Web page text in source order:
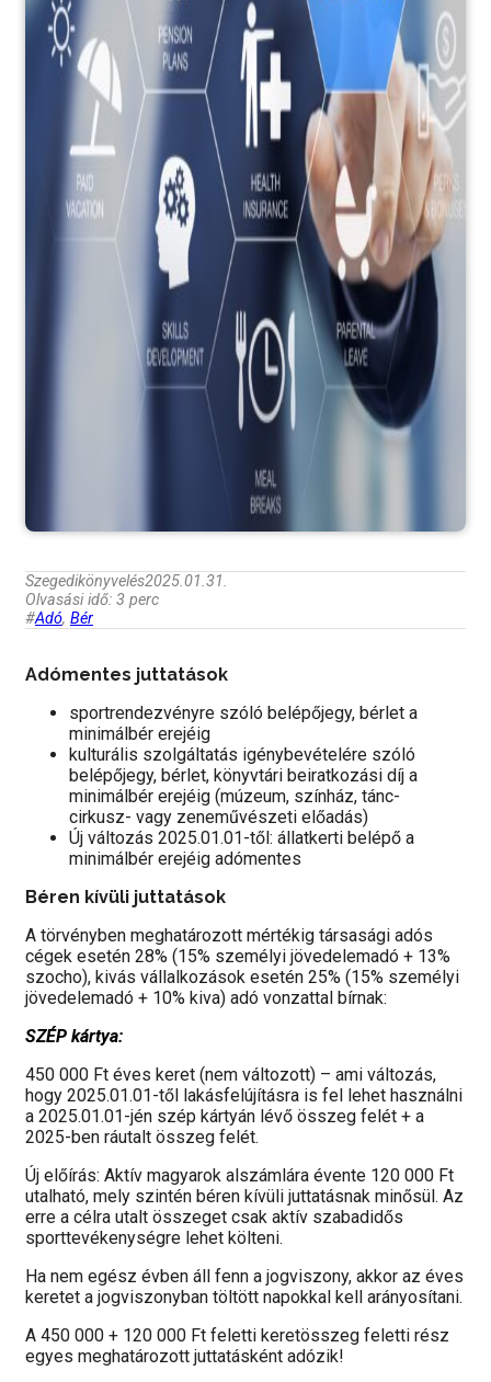
Szegedikönyvelés2025.01.31.
Olvasási idő: 3 perc
#Adó, Bér
Adómentes juttatások
sportrendezvényre szóló belépőjegy, bérlet a
minimálbér erejéig
kulturális szolgáltatás igénybevételére szóló
belépőjegy, bérlet, könyvtári beiratkozási díj a
minimálbér erejéig (múzeum, színház, tánc-
cirkusz- vagy zeneművészeti előadás)
Új változás 2025.01.01-től: állatkerti belépő a
minimálbér erejéig adómentes
Béren kívüli juttatások
A törvényben meghatározott mértékig társasági adós
cégek esetén 28% (15% személyi jövedelemadó + 13%
szocho), kivás vállalkozások esetén 25% (15% személyi
jövedelemadó + 10% kiva) adó vonzattal bírnak:
SZÉP kártya:
450 000 Ft éves keret (nem változott) – ami változás,
hogy 2025.01.01-től lakásfelújításra is fel lehet használni
a 2025.01.01-jén szép kártyán lévő összeg felét + a
2025-ben ráutalt összeg felét.
Új előírás: Aktív magyarok alszámlára évente 120 000 Ft
utalható, mely szintén béren kívüli juttatásnak minősül. Az
erre a célra utalt összeget csak aktív szabadidős
sporttevékenységre lehet költeni.
Ha nem egész évben áll fenn a jogviszony, akkor az éves
keretet a jogviszonyban töltött napokkal kell arányosítani.
A 450 000 + 120 000 Ft feletti keretösszeg feletti rész
egyes meghatározott juttatásként adózik!